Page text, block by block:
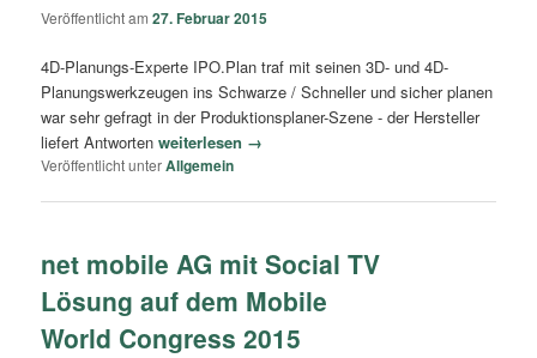
Veröffentlicht am27. Februar 2015
4D-Planungs-Experte IPO.Plan traf mit seinen 3D- und 4D-
Planungswerkzeugen ins Schwarze / Schneller und sicher planen
war sehr gefragt in der Produktionsplaner-Szene - der Hersteller
liefert Antwortenweiterlesen →
Veröffentlicht unterAllgemein
net mobile AG mit Social TV
Lösung auf dem Mobile
World Congress 2015